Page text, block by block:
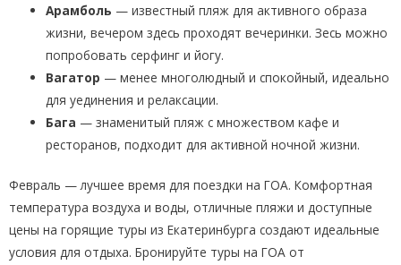
Арамболь — известный пляж для активного образа
жизни, вечером здесь проходят вечеринки. Зесь можно
попробовать серфинг и йогу.
Вагатор — менее многолюдный и спокойный, идеально
для уединения и релаксации.
Бага — знаменитый пляж с множеством кафе и
ресторанов, подходит для активной ночной жизни.
Февраль — лучшее время для поездки на ГОА. Комфортная
температура воздуха и воды, отличные пляжи и доступные
цены на горящие туры из Екатеринбурга создают идеальные
условия для отдыха. Бронируйте туры на ГОА от